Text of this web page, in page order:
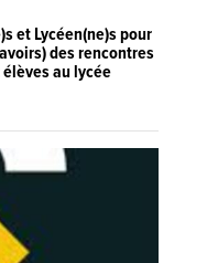
et Lycéen(ne)s pour
des rencontres
au lycée